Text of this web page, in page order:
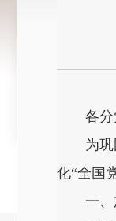
各分
为
化“全国
一